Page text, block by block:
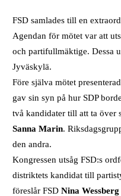
FSD samlades till en
Agendan för mötet var att
och partifullmäktige. Dessa
Jyväskylä.
Före själva mötet
gav sin syn på hur SDP
två kandidater till att ta över
Sanna Marin.
den andra.
Kongressen utsåg FSD:s
distriktets kandidat till
föreslår FSDNina Wessberg